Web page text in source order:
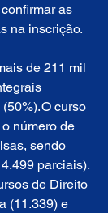
as
na inscrição.
de 211 mil
O curso
número de
sendo
parciais).
de Direito
(11.339) e